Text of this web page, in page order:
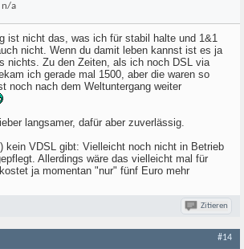
n/a
ist nicht das, was ich für stabil halte und 1&1
nicht. Wenn du damit leben kannst ist es ja
nichts. Zu den Zeiten, als ich noch DSL via
ich gerade mal 1500, aber die waren so
noch nach dem Weltuntergang weiter
langsamer, dafür aber zuverlässig.
kein VDSL gibt: Vielleicht noch nicht in Betrieb
Allerdings wäre das vielleicht mal für
ja momentan "nur" fünf Euro mehr
Zitieren
#14